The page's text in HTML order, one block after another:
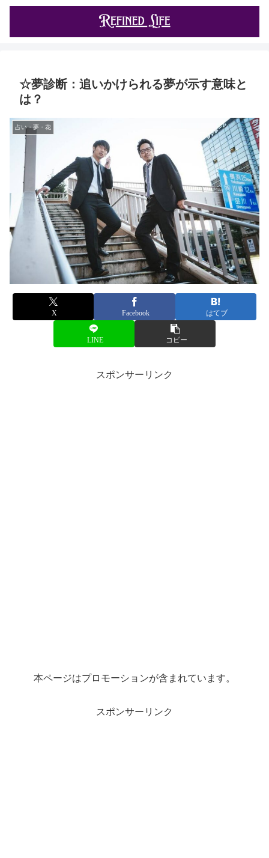
☆夢診断：追いかけられる夢が示す意味と
は？
占い・夢・花
X Facebook はてブ
LINE コピー
スポンサーリンク
本ページはプロモーションが含まれています。
スポンサーリンク